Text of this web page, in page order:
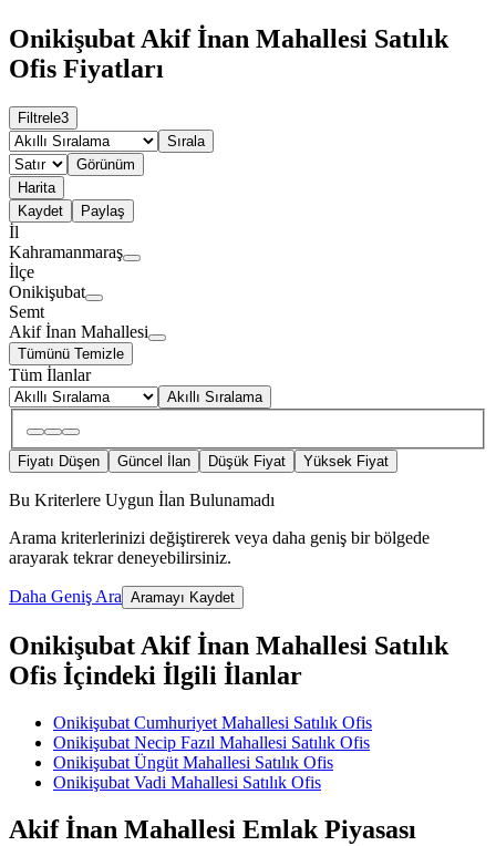
Onikişubat Akif İnan Mahallesi Satılık
Ofis Fiyatları
Filtrele3
Sırala
Görünüm
Harita
Kaydet
Paylaş
İl
Kahramanmaraş
İlçe
Onikişubat
Semt
Akif İnan Mahallesi
Tümünü Temizle
Tüm İlanlar
Akıllı Sıralama
Fiyatı Düşen Güncel İlan Düşük Fiyat Yüksek Fiyat
Bu Kriterlere Uygun İlan Bulunamadı
Arama kriterlerinizi değiştirerek veya daha geniş bir bölgede
arayarak tekrar deneyebilirsiniz.
Daha Geniş Ara Aramayı Kaydet
Onikişubat Akif İnan Mahallesi Satılık
Ofis İçindeki İlgili İlanlar
Onikişubat Cumhuriyet Mahallesi Satılık Ofis
Onikişubat Necip Fazıl Mahallesi Satılık Ofis
Onikişubat Üngüt Mahallesi Satılık Ofis
Onikişubat Vadi Mahallesi Satılık Ofis
Akif İnan Mahallesi Emlak Piyasası